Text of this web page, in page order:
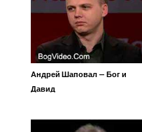
Андрей Шаповал — Бог и
Давид